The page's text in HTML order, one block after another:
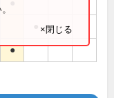
●
●
×閉じる